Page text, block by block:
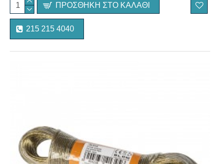
ΠΡΟΣΘΉΚΗ ΣΤΟ ΚΑΛΆΘΙ
215 215 4040